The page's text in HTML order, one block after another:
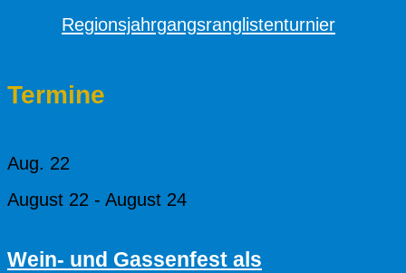
Regionsjahrgangsranglistenturnier
Termine
Aug. 22
August 22 - August 24
Wein- und Gassenfest als